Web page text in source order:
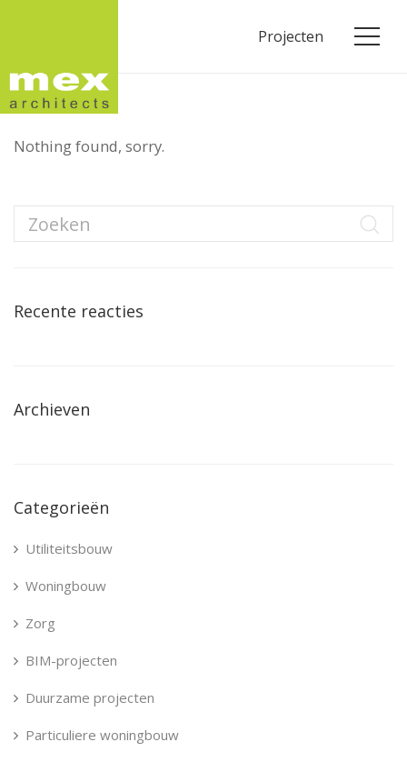
Projecten
Nothing found, sorry.
Recente reacties
Archieven
Categorieën
Utiliteitsbouw
Woningbouw
Zorg
BIM-projecten
Duurzame projecten
Particuliere woningbouw